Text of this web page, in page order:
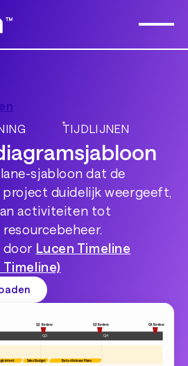
TIJDLIJNEN
sjabloon dat de
duidelijk weergeeft,
activiteiten tot
door Lucen Timeline